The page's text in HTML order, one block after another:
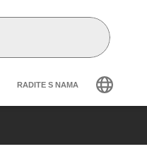
navigation
RADITE S NAMA